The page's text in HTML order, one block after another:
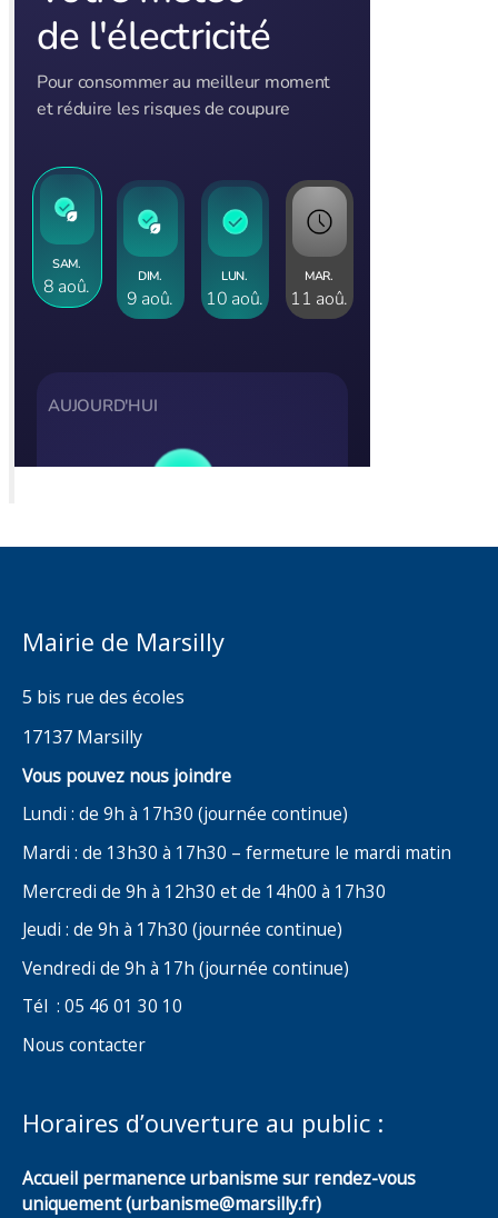
Mairie de Marsilly
5 bis rue des écoles
17137 Marsilly
Vous pouvez nous joindre
Lundi : de 9h à 17h30 (journée continue)
Mardi : de 13h30 à 17h30 – fermeture le mardi matin
Mercredi de 9h à 12h30 et de 14h00 à 17h30
Jeudi : de 9h à 17h30 (journée continue)
Vendredi de 9h à 17h (journée continue)
Tél : 05 46 01 30 10
Nous contacter
Horaires d’ouverture au public :
Accueil permanence urbanisme sur rendez-vous
uniquement (urbanisme@marsilly.fr)